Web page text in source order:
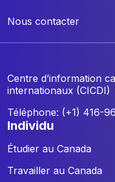
Nous contacter
Centre d’information
internationaux (CICDI)
Téléphone: (+1) 416-
individu
Étudier au Canada
Travailler au Canada